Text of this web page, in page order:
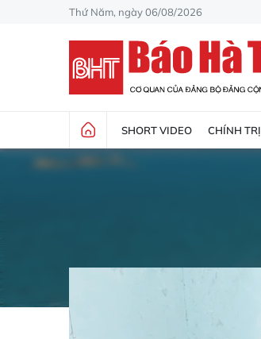
Thứ Năm, ngày 06/08/2026
SHORT VIDEO CHÍNH TRỊ